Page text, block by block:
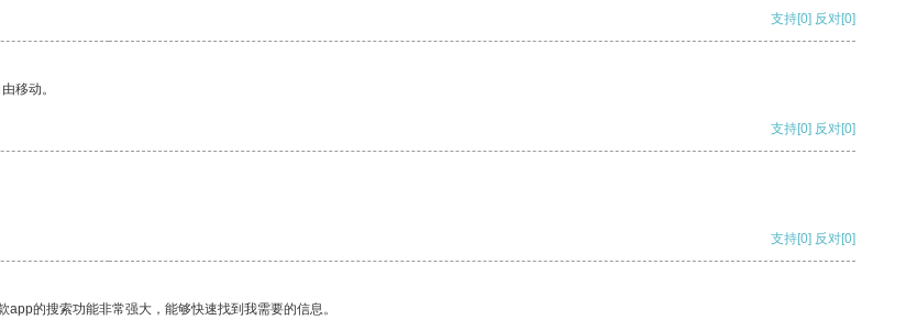
支持[0] 反对[0]
移动。
支持[0] 反对[0]
支持[0] 反对[0]
的搜索功能非常强大，能够快速找到我需要的信息。